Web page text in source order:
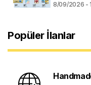
8/09/2026 -
Popüler İlanlar